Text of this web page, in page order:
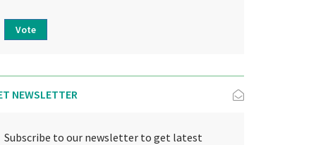
Vote
NEWSLETTER
Subscribe to our newsletter to get latest